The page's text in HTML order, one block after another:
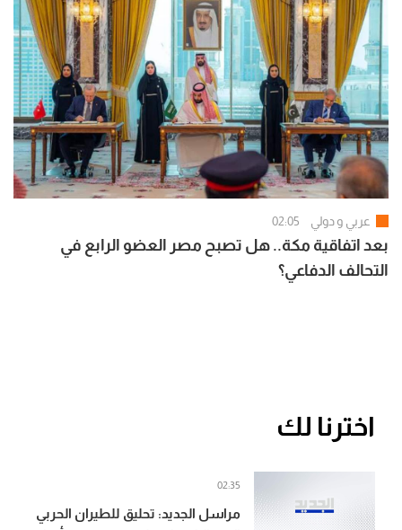
عربي و دولي 02:05
بعد اتفاقية مكة.. هل تصبح مصر العضو الرابع في
التحالف الدفاعي؟
اخترنا لك
مراسل الجديد: تحليق للطيران الحربي
02:35